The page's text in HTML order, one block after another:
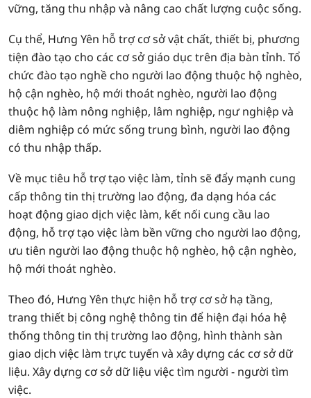
vững, tăng thu nhập và nâng cao chất lượng cuộc sống.
Cụ thể, Hưng Yên hỗ trợ cơ sở vật chất, thiết bị, phương
tiện đào tạo cho các cơ sở giáo dục trên địa bàn tỉnh. Tổ
chức đào tạo nghề cho người lao động thuộc hộ nghèo,
hộ cận nghèo, hộ mới thoát nghèo, người lao động
thuộc hộ làm nông nghiệp, lâm nghiệp, ngư nghiệp và
diêm nghiệp có mức sống trung bình, người lao động
có thu nhập thấp.
Về mục tiêu hỗ trợ tạo việc làm, tỉnh sẽ đẩy mạnh cung
cấp thông tin thị trường lao động, đa dạng hóa các
hoạt động giao dịch việc làm, kết nối cung cầu lao
động, hỗ trợ tạo việc làm bền vững cho người lao động,
ưu tiên người lao động thuộc hộ nghèo, hộ cận nghèo,
hộ mới thoát nghèo.
Theo đó, Hưng Yên thực hiện hỗ trợ cơ sở hạ tầng,
trang thiết bị công nghệ thông tin để hiện đại hóa hệ
thống thông tin thị trường lao động, hình thành sàn
giao dịch việc làm trực tuyến và xây dựng các cơ sở dữ
liệu. Xây dựng cơ sở dữ liệu việc tìm người - người tìm
việc.